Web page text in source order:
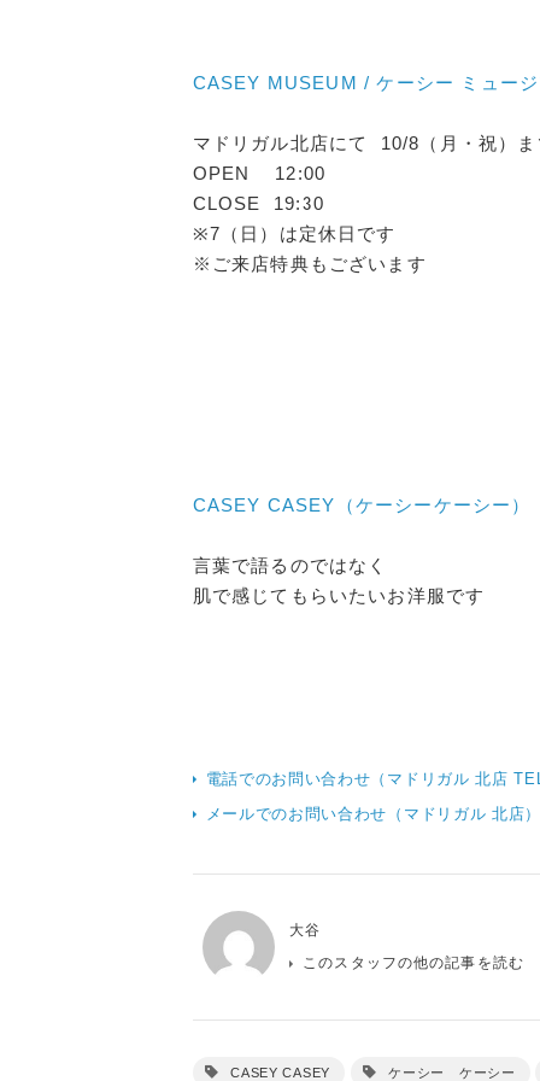
CASEY MUSEUM / ケーシー ミュージ
マドリガル北店にて 10/8（月・祝）ま
OPEN 12:00
CLOSE 19:30
※7（日）は定休日です
※ご来店特典もございます
CASEY CASEY（ケーシーケーシー）
言葉で語るのではなく
肌で感じてもらいたいお洋服です
電話でのお問い合わせ（マドリガル 北店
メールでのお問い合わせ（マドリガル 北店）
大谷
このスタッフの他の記事を読む
CASEY CASEY ケーシー ケーシー